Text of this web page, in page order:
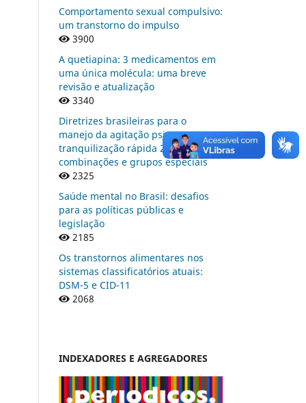
Comportamento sexual compulsivo:
um transtorno do impulso
3900
A quetiapina: 3 medicamentos em
uma única molécula: uma breve
revisão e atualização
3340
Diretrizes brasileiras para o
manejo da agitação psicomotora:
tranquilização rápida 2 –
combinações e grupos especiais
2325
Saúde mental no Brasil: desafios
para as políticas públicas e
legislação
2185
Os transtornos alimentares nos
sistemas classificatórios atuais:
DSM-5 e CID-11
2068
INDEXADORES E AGREGADORES